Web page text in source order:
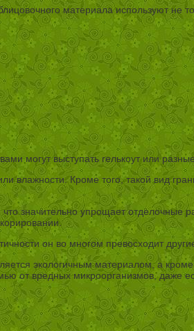
материала используют не
могут выступать гелькоут или
влажности. Кроме того, такой вид
значительно упрощает отделочные
он во многом превосходит
экологичным материалом, а кроме
от вредных микроорганизмов, даже